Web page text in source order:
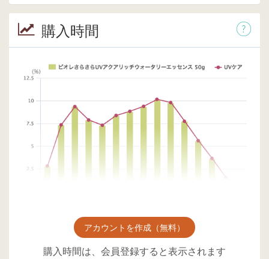
購入時間
アカウントを作成（無料）
購入時間は、会員登録すると表示されます